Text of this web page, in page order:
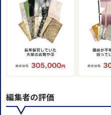
編集者の評価